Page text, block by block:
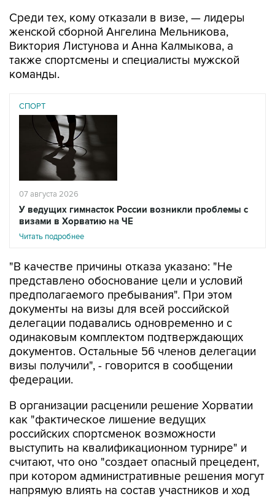
Среди тех, кому отказали в визе, — лидеры
женской сборной Ангелина Мельникова,
Виктория Листунова и Анна Калмыкова, а
также спортсмены и специалисты мужской
команды.
СПОРТ
07 августа 2026
У ведущих гимнасток России возникли проблемы с
визами в Хорватию на ЧЕ
Читать подробнее
"В качестве причины отказа указано: "Не
представлено обоснование цели и условий
предполагаемого пребывания". При этом
документы на визы для всей российской
делегации подавались одновременно и с
одинаковым комплектом подтверждающих
документов. Остальные 56 членов делегации
визы получили", - говорится в сообщении
федерации.
В организации расценили решение Хорватии
как "фактическое лишение ведущих
российских спортсменок возможности
выступить на квалификационном турнире" и
считают, что оно "создает опасный прецедент,
при котором административные решения могут
напрямую влиять на состав участников и ход